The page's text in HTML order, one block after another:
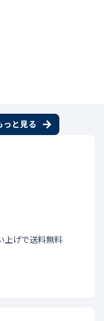
っと見る
上げで送料無料